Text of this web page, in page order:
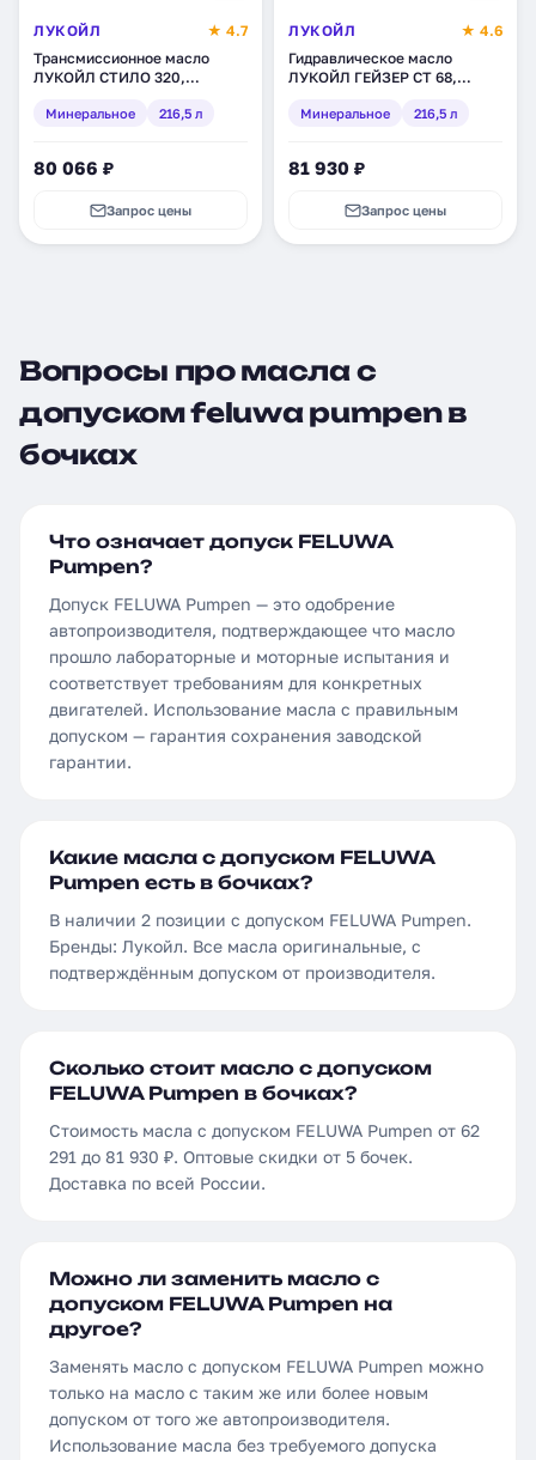
ЛУКОЙЛ
★ 4.7
Трансмиссионное масло
ЛУКОЙЛ СТИЛО 320,
(143936)
Минеральное 216,5 л
80 066 ₽
Запрос цены
ЛУКОЙЛ
★ 4.6
Гидравлическое масло
ЛУКОЙЛ ГЕЙЗЕР СТ 68,
(203955)
Минеральное 216,5 л
81 930 ₽
Запрос цены
Вопросы про масла с
допуском feluwa pumpen в
бочках
Что означает допуск FELUWA
Pumpen?
Допуск FELUWA Pumpen — это одобрение
автопроизводителя, подтверждающее что масло
прошло лабораторные и моторные испытания и
соответствует требованиям для конкретных
двигателей. Использование масла с правильным
допуском — гарантия сохранения заводской
гарантии.
Какие масла с допуском FELUWA
Pumpen есть в бочках?
В наличии 2 позиции с допуском FELUWA Pumpen.
Бренды: Лукойл. Все масла оригинальные, с
подтверждённым допуском от производителя.
Сколько стоит масло с допуском
FELUWA Pumpen в бочках?
Стоимость масла с допуском FELUWA Pumpen от 62
291 до 81 930 ₽. Оптовые скидки от 5 бочек.
Доставка по всей России.
Можно ли заменить масло с
допуском FELUWA Pumpen на
другое?
Заменять масло с допуском FELUWA Pumpen можно
только на масло с таким же или более новым
допуском от того же автопроизводителя.
Использование масла без требуемого допуска